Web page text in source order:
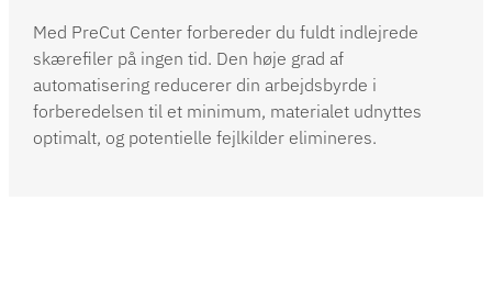
Med PreCut Center forbereder du fuldt indlejrede
skærefiler på ingen tid. Den høje grad af
automatisering reducerer din arbejdsbyrde i
forberedelsen til et minimum, materialet udnyttes
optimalt, og potentielle fejlkilder elimineres.